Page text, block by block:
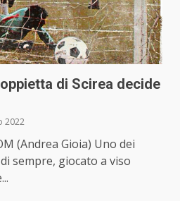
di Scirea decide
2022
(Andrea Gioia) Uno dei
sempre, giocato a viso